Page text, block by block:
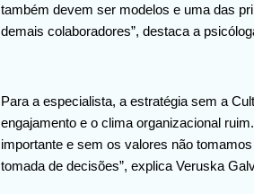
também devem ser modelos e uma das
demais colaboradores”, destaca a
Para a especialista, a estratégia sem a
engajamento e o clima organizacional
importante e sem os valores não
tomada de decisões”, explica Veruska